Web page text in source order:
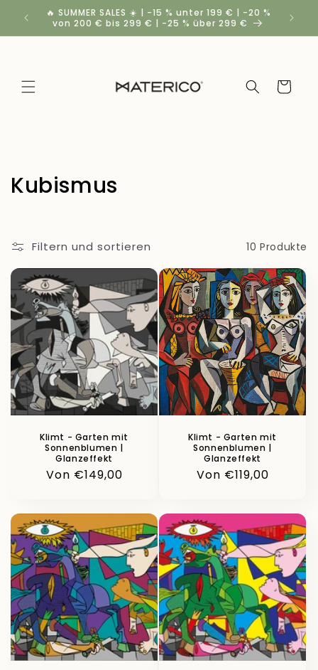
zum
Inhalt
🔥 SUMMER SALES ☀️ | -15 % unter 199 € | -20 %
von 200 € bis 299 € | -25 % über 299 €
Warenkorb
K
t
e
g
o
r
i
e
Kubismus
Filtern und sortieren 10 Produkte
Klimt - Garten mit
Sonnenblumen |
Glanzeffekt
Normaler
Von €149,00
Klimt - Garten mit
Sonnenblumen |
Glanzeffekt
Normaler
Von €119,00